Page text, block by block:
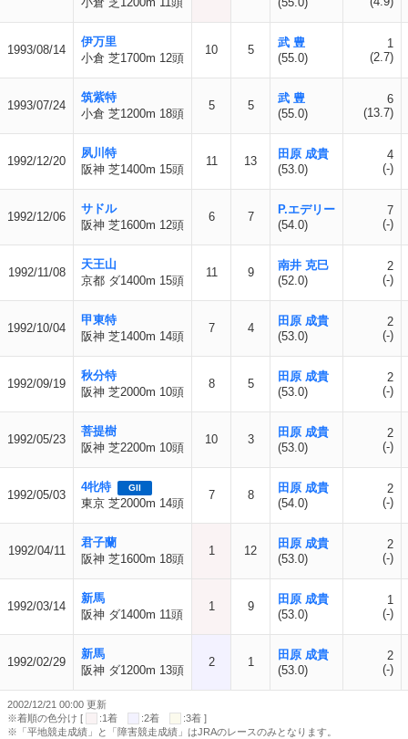
1993/08/14
伊万里
小倉 芝1700m 12頭
10 5
武 豊
(55.0)
1
(2.7)
1993/07/24
筑紫特
小倉 芝1200m 18頭
5 5
武 豊
(55.0)
6
(13.7)
1992/12/20
夙川特
阪神 芝1400m 15頭
11 13
田原 成貴
(53.0)
4
(-)
1992/12/06
サドル
阪神 芝1600m 12頭
6 7
P.エデリー
(54.0)
7
(-)
1992/11/08
天王山
京都 ダ1400m 15頭
11 9
南井 克巳
(52.0)
2
(-)
1992/10/04
甲東特
阪神 芝1400m 14頭
7 4
田原 成貴
(53.0)
2
(-)
1992/09/19
秋分特
阪神 芝2000m 10頭
8 5
田原 成貴
(53.0)
2
(-)
1992/05/23
菩提樹
阪神 芝2200m 10頭
10 3
田原 成貴
(53.0)
2
(-)
1992/05/03
4牝特 GII
東京 芝2000m 14頭
7 8
田原 成貴
(54.0)
2
(-)
1992/04/11
君子蘭
阪神 芝1600m 18頭
1 12
田原 成貴
(53.0)
2
(-)
1992/03/14
新馬
阪神 ダ1400m 11頭
1 9
田原 成貴
(53.0)
1
(-)
1992/02/29
新馬
阪神 ダ1200m 13頭
2 1
田原 成貴
(53.0)
2
(-)
2002/12/21 00:00 更新
※着順の色分け [
:1着 :2着
:3着 ]
※「平地競走成績」と「障害競走成績」はJRAのレースのみとなります。